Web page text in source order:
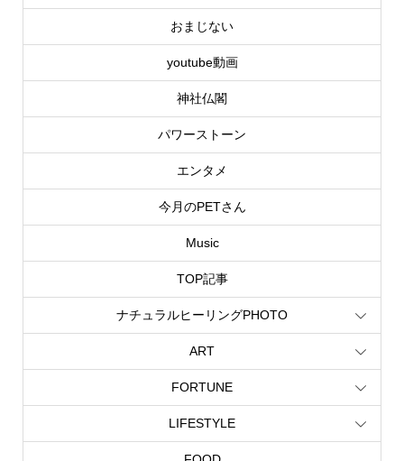
おまじない
youtube動画
神社仏閣
パワーストーン
エンタメ
今月のPETさん
Music
TOP記事
ナチュラルヒーリングPHOTO
ART
FORTUNE
LIFESTYLE